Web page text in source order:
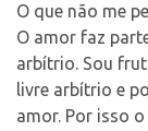
O que não me
O amor faz
arbítrio. Sou
livre arbítrio e
amor. Por isso